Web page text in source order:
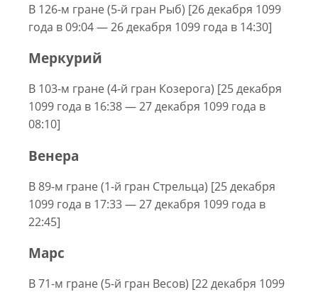
В 126-м гране (5-й гран Рыб) [26 декабря 1099
года в 09:04 — 26 декабря 1099 года в 14:30]
Меркурий
В 103-м гране (4-й гран Козерога) [25 декабря
1099 года в 16:38 — 27 декабря 1099 года в
08:10]
Венера
В 89-м гране (1-й гран Стрельца) [25 декабря
1099 года в 17:33 — 27 декабря 1099 года в
22:45]
Марс
В 71-м гране (5-й гран Весов) [22 декабря 1099